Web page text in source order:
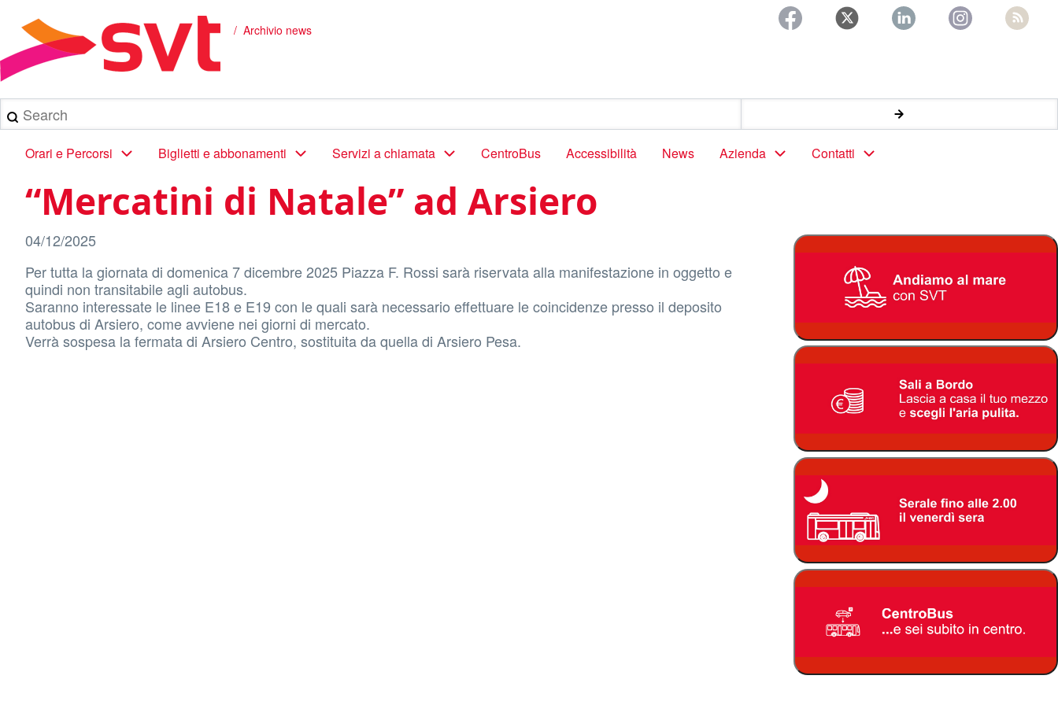
contenuto
principale
Briciole
di
pane
Archivio news
Search
Main
navigation
Orari e Percorsi Biglietti e abbonamenti Servizi a chiamata CentroBus Accessibilità News Azienda Contatti
“Mercatini di Natale” ad Arsiero
04/12/2025
Per tutta la giornata di domenica 7 dicembre 2025 Piazza F. Rossi sarà riservata alla manifestazione in oggetto e
quindi non transitabile agli autobus.
Saranno interessate le linee E18 e E19 con le quali sarà necessario effettuare le coincidenze presso il deposito
autobus di Arsiero, come avviene nei giorni di mercato.
Verrà sospesa la fermata di Arsiero Centro, sostituita da quella di Arsiero Pesa.